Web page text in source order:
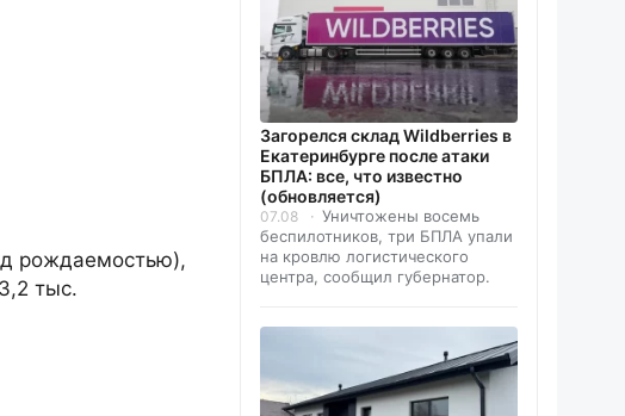
рождаемостью),
тыс.
Загорелся склад Wildberries в
Екатеринбурге после атаки
БПЛА: все, что известно
(обновляется)
07.08
Уничтожены восемь
беспилотников, три БПЛА упали
на кровлю логистического
центра, сообщил губернатор.